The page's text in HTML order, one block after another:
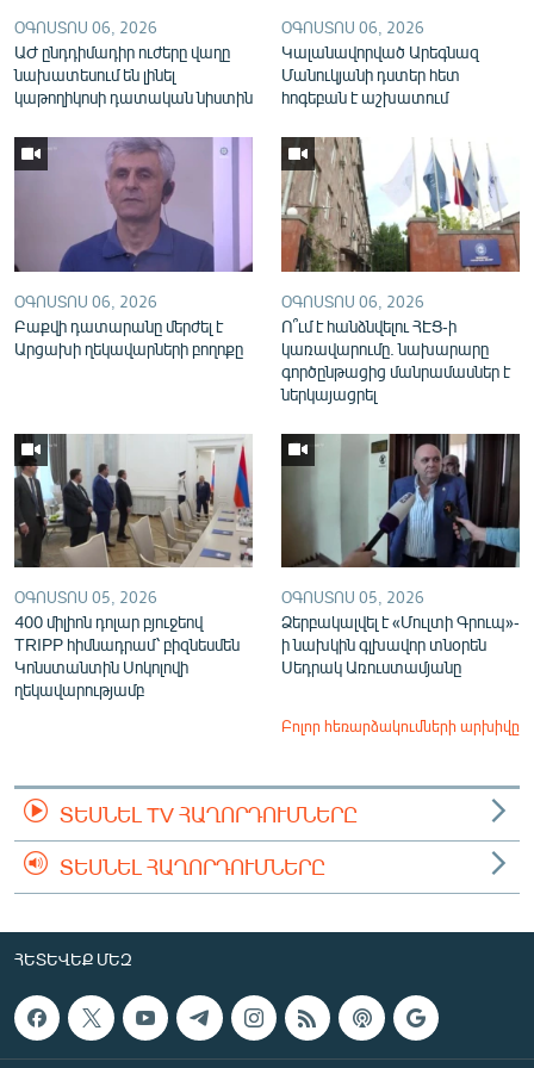
English
Русский
ՕԳՈՍՏՈՍ 06, 2026
ԱԺ ընդդիմադիր ուժերը վաղը
նախատեսում են լինել
կաթողիկոսի դատական նիստին
ՕԳՈՍՏՈՍ 06, 2026
Կալանավորված Արեգնազ
Մանուկյանի դստեր հետ
հոգեբան է աշխատում
ՕԳՈՍՏՈՍ 06, 2026
Բաքվի դատարանը մերժել է
Արցախի ղեկավարների բողոքը
ՕԳՈՍՏՈՍ 06, 2026
Ո՞ւմ է հանձնվելու ՀԷՑ-ի
կառավարումը. նախարարը
գործընթացից մանրամասներ է
ներկայացրել
ՕԳՈՍՏՈՍ 05, 2026
400 միլիոն դոլար բյուջեով
TRIPP հիմնադրամ՝ բիզնեսմեն
Կոնստանտին Սոկոլովի
ղեկավարությամբ
ՕԳՈՍՏՈՍ 05, 2026
Ձերբակալվել է «Մուլտի Գրուպ»-
ի նախկին գլխավոր տնօրեն
Սեդրակ Առուստամյանը
Բոլոր հեռարձակումների արխիվը
ՏԵՍՆԵԼ TV ՀԱՂՈՐԴՈՒՄՆԵՐԸ
ՏԵՍՆԵԼ ՀԱՂՈՐԴՈՒՄՆԵՐԸ
ՀԵՏԵՎԵՔ ՄԵԶ